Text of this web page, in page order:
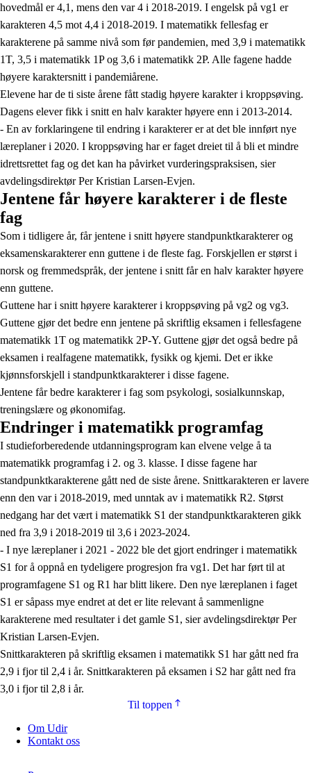
hovedmål er 4,1, mens den var 4 i 2018-2019. I engelsk på vg1 er
karakteren 4,5 mot 4,4 i 2018-2019. I matematikk fellesfag er
karakterene på samme nivå som før pandemien, med 3,9 i matematikk
1T, 3,5 i matematikk 1P og 3,6 i matematikk 2P. Alle fagene hadde
høyere karaktersnitt i pandemiårene.
Elevene har de ti siste årene fått stadig høyere karakter i kroppsøving.
Dagens elever fikk i snitt en halv karakter høyere enn i 2013-2014.
- En av forklaringene til endring i karakterer er at det ble innført nye
læreplaner i 2020. I kroppsøving har er faget dreiet til å bli et mindre
idrettsrettet fag og det kan ha påvirket vurderingspraksisen, sier
avdelingsdirektør Per Kristian Larsen-Evjen.
Jentene får høyere karakterer i de fleste
fag
Som i tidligere år, får jentene i snitt høyere standpunktkarakterer og
eksamenskarakterer enn guttene i de fleste fag. Forskjellen er størst i
norsk og fremmedspråk, der jentene i snitt får en halv karakter høyere
enn guttene.
Guttene har i snitt høyere karakterer i kroppsøving på vg2 og vg3.
Guttene gjør det bedre enn jentene på skriftlig eksamen i fellesfagene
matematikk 1T og matematikk 2P-Y. Guttene gjør det også bedre på
eksamen i realfagene matematikk, fysikk og kjemi. Det er ikke
kjønnsforskjell i standpunktkarakterer i disse fagene.
Jentene får bedre karakterer i fag som psykologi, sosialkunnskap,
treningslære og økonomifag.
Endringer i matematikk programfag
I studieforberedende utdanningsprogram kan elvene velge å ta
matematikk programfag i 2. og 3. klasse. I disse fagene har
standpunktkarakterene gått ned de siste årene. Snittkarakteren er lavere
enn den var i 2018-2019, med unntak av i matematikk R2. Størst
nedgang har det vært i matematikk S1 der standpunktkarakteren gikk
ned fra 3,9 i 2018-2019 til 3,6 i 2023-2024.
- I nye læreplaner i 2021 - 2022 ble det gjort endringer i matematikk
S1 for å oppnå en tydeligere progresjon fra vg1. Det har ført til at
programfagene S1 og R1 har blitt likere. Den nye læreplanen i faget
S1 er såpass mye endret at det er lite relevant å sammenligne
karakterene med resultater i det gamle S1, sier avdelingsdirektør Per
Kristian Larsen-Evjen.
Snittkarakteren på skriftlig eksamen i matematikk S1 har gått ned fra
2,9 i fjor til 2,4 i år. Snittkarakteren på eksamen i S2 har gått ned fra
3,0 i fjor til 2,8 i år.
Til toppen
Om Udir
Kontakt oss